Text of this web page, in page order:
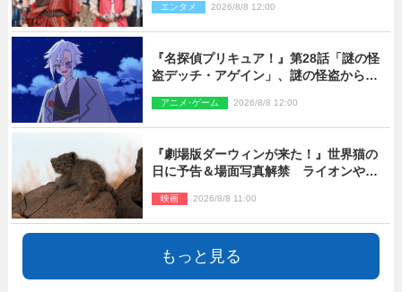
エンタメ 2026/8/8 12:00
『名探偵プリキュア！』第28話「謎の怪
盗デッチ・アゲイン」、謎の怪盗から不
アニメ･ゲーム 2026/8/8 12:00
『劇場版ダーウィンが来た！』世界猫の
日に予告＆場面写真解禁 ライオンやマ
映画 2026/8/8 11:00
もっと見る